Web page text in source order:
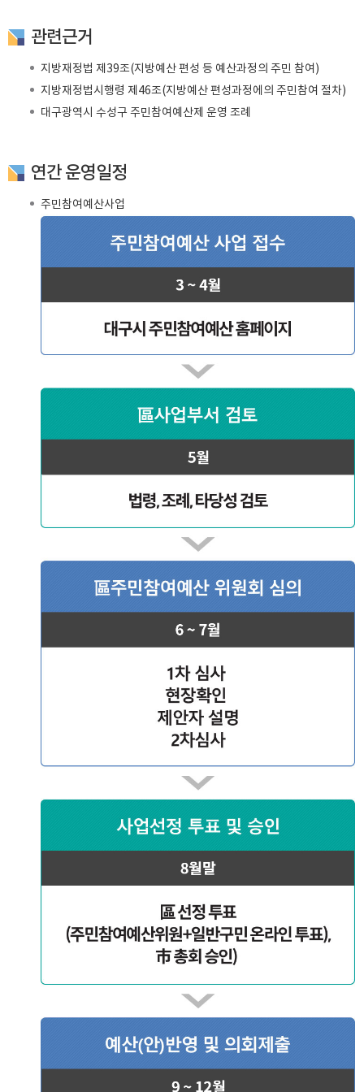
관련근거
지방재정법 제39조(지방예산 편성 등 예산과정의 주민 참여)
지방재정법시행령 제46조(지방예산 편성과정에의 주민참여 절차)
대구광역시 수성구 주민참여예산제 운영 조례
연간 운영일정
주민참여예산사업